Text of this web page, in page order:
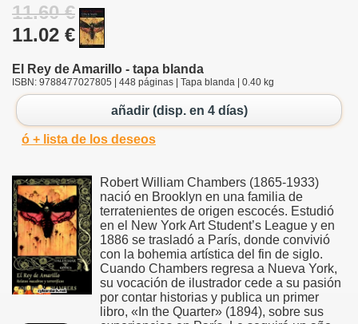
11.60 €
11.02 €
El Rey de Amarillo - tapa blanda
ISBN: 9788477027805 | 448 páginas | Tapa blanda | 0.40 kg
añadir (disp. en 4 días)
ó + lista de los deseos
Robert William Chambers (1865-1933)
nació en Brooklyn en una familia de
terratenientes de origen escocés. Estudió
en el New York Art Student’s League y en
1886 se trasladó a París, donde convivió
con la bohemia artística del fin de siglo.
Cuando Chambers regresa a Nueva York,
su vocación de ilustrador cede a su pasión
por contar historias y publica un primer
libro, «In the Quarter» (1894), sobre sus